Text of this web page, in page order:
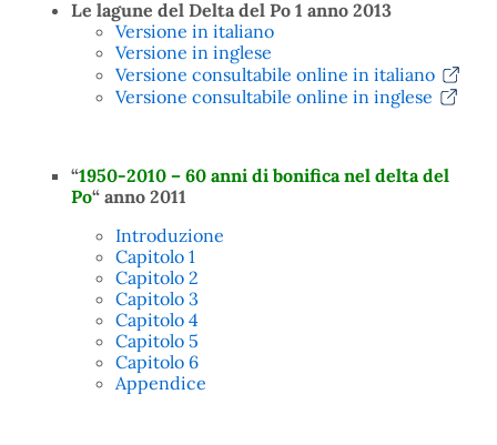
Le lagune del Delta del Po 1 anno 2013
Versione in italiano
Versione in inglese
Versione consultabile online in italiano
Versione consultabile online in inglese
“1950-2010 – 60 anni di bonifica nel delta del
Po“ anno 2011
Introduzione
Capitolo 1
Capitolo 2
Capitolo 3
Capitolo 4
Capitolo 5
Capitolo 6
Appendice